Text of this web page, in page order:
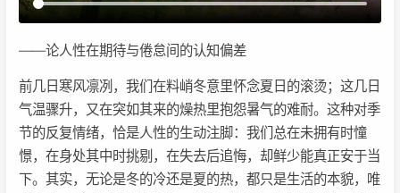
——论人性在期待与倦怠间的认知偏差
前几日寒风凛冽，我们在料峭冬意里怀念夏日的滚烫；这几日
气温骤升，又在突如其来的燥热里抱怨暑气的难耐。这种对季
节的反复情绪，恰是人性的生动注脚：我们总在未拥有时憧
憬，在身处其中时挑剔，在失去后追悔，却鲜少能真正安于当
下。其实，无论是冬的冷还是夏的热，都只是生活的本貌，唯